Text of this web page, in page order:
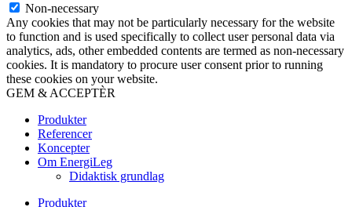
Non-necessary
Any cookies that may not be particularly necessary for the website
to function and is used specifically to collect user personal data via
analytics, ads, other embedded contents are termed as non-necessary
cookies. It is mandatory to procure user consent prior to running
these cookies on your website.
GEM & ACCEPTÈR
Produkter
Referencer
Koncepter
Om EnergiLeg
Didaktisk grundlag
Produkter